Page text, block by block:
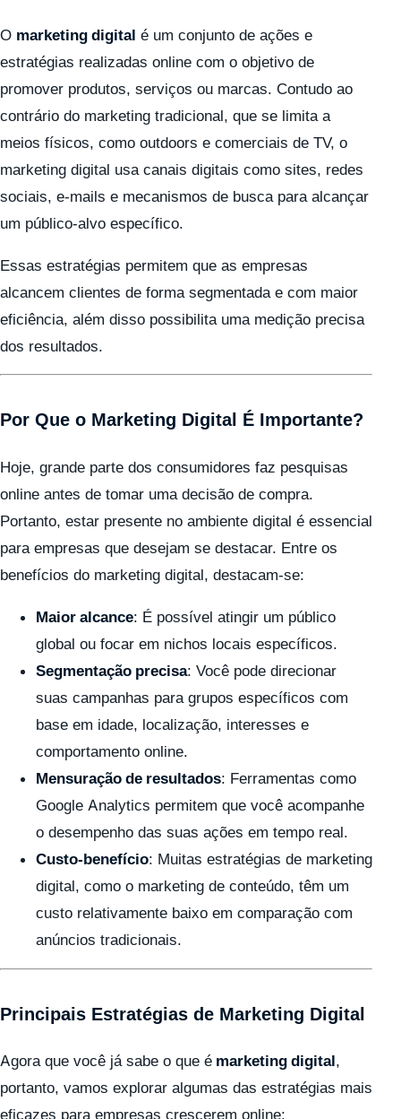
O marketing digital é um conjunto de ações e
estratégias realizadas online com o objetivo de
promover produtos, serviços ou marcas. Contudo ao
contrário do marketing tradicional, que se limita a
meios físicos, como outdoors e comerciais de TV, o
marketing digital usa canais digitais como sites, redes
sociais, e-mails e mecanismos de busca para alcançar
um público-alvo específico.
Essas estratégias permitem que as empresas
alcancem clientes de forma segmentada e com maior
eficiência, além disso possibilita uma medição precisa
dos resultados.
Por Que o Marketing Digital É Importante?
Hoje, grande parte dos consumidores faz pesquisas
online antes de tomar uma decisão de compra.
Portanto, estar presente no ambiente digital é essencial
para empresas que desejam se destacar. Entre os
benefícios do marketing digital, destacam-se:
Maior alcance: É possível atingir um público
global ou focar em nichos locais específicos.
Segmentação precisa: Você pode direcionar
suas campanhas para grupos específicos com
base em idade, localização, interesses e
comportamento online.
Mensuração de resultados: Ferramentas como
Google Analytics permitem que você acompanhe
o desempenho das suas ações em tempo real.
Custo-benefício: Muitas estratégias de marketing
digital, como o marketing de conteúdo, têm um
custo relativamente baixo em comparação com
anúncios tradicionais.
Principais Estratégias de Marketing Digital
Agora que você já sabe o que é marketing digital,
portanto, vamos explorar algumas das estratégias mais
eficazes para empresas crescerem online: